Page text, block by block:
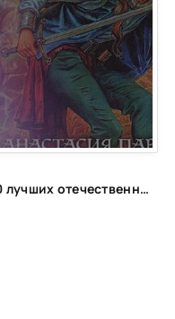
30 лучших отечественных фэнтези циклов